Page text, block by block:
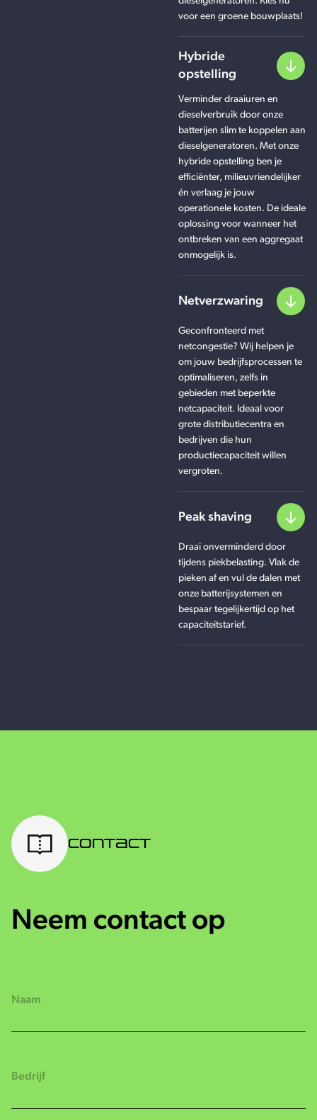
voor een groene bouwplaats!
Hybride
opstelling
Verminder draaiuren en
dieselverbruik door onze
batterijen slim te koppelen aan
dieselgeneratoren. Met onze
hybride opstelling ben je
efficiënter, milieuvriendelijker
én verlaag je jouw
operationele kosten. De ideale
oplossing voor wanneer het
ontbreken van een aggregaat
onmogelijk is.
Netverzwaring
Geconfronteerd met
netcongestie? Wij helpen je
om jouw bedrijfsprocessen te
optimaliseren, zelfs in
gebieden met beperkte
netcapaciteit. Ideaal voor
grote distributiecentra en
bedrijven die hun
productiecapaciteit willen
vergroten.
Peak shaving
Draai onverminderd door
tijdens piekbelasting. Vlak de
pieken af en vul de dalen met
onze batterijsystemen en
bespaar tegelijkertijd op het
capaciteitstarief.
Contact
Neem contact op